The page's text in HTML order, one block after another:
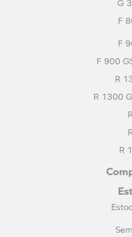
G
F
F
F 900
R
R 1300
R